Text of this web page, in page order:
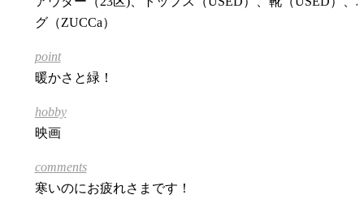
グ（ZUCCa）
point
暖かさと緑！
hobby
映画
comments
寒いのにお疲れさまです！